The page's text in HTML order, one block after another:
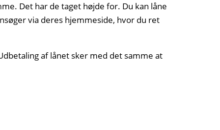
Det har de taget højde for. Du kan låne
via deres hjemmeside, hvor du ret
af lånet sker med det samme at